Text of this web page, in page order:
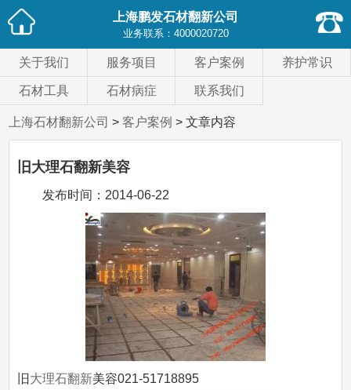
上海鹏发石材翻新公司
业务联系： 4000020720
关于我们 服务项目 客户案例 养护常识
石材工具 石材病症 联系我们
上海石材翻新公司 >客户案例 > 文章内容
旧大理石翻新美容
发布时间： 2014-06-22
旧 大理石翻新美容021-51718895